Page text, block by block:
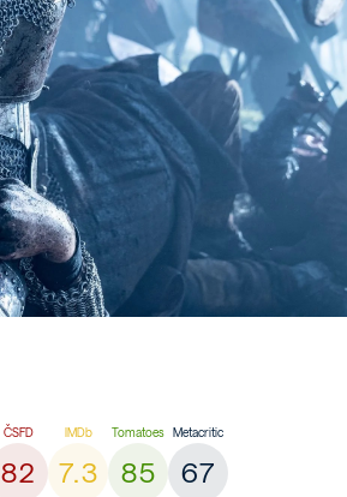
82 7.3 85 67